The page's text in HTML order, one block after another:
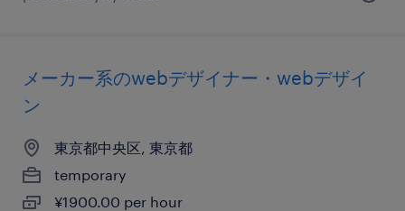
メーカー系のwebデザイナー・webデザイ
ン
東京都中央区, 東京都
temporary
¥1900.00 per hour